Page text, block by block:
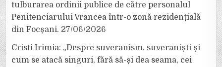
tulburarea ordinii publice de către personalul
Penitenciarului Vrancea într-o zonă rezidențială
din Focșani. 27/06/2026
Cristi Irimia: „Despre suveranism, suveraniști și
cum se atacă singuri, fără să-și dea seama, cei